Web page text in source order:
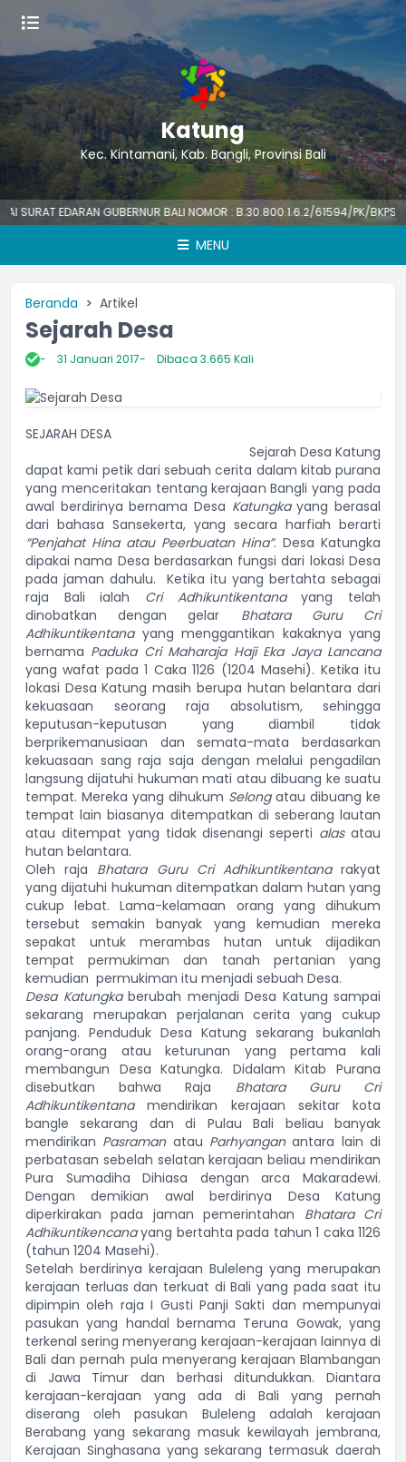
Katung
Kec. Kintamani, Kab. Bangli, Provinsi Bali
EDARAN GUBERNUR BALI NOMOR : B.30.800.1.6.2/61594/PK/BKPSDM
MENU
Beranda Artikel
Sejarah Desa
31 Januari 2017 Dibaca 3.665 Kali
SEJARAH DESA
Sejarah Desa Katung
dapat kami petik dari sebuah cerita dalam kitab purana
yang menceritakan tentang kerajaan Bangli yang pada
awal berdirinya bernama Desa Katungkayang berasal
dari bahasa Sansekerta, yang secara harfiah berarti
“Penjahat Hina atau Peerbuatan Hina”. Desa Katungka
dipakai nama Desa berdasarkan fungsi dari lokasi Desa
pada jaman dahulu. Ketika itu yang bertahta sebagai
raja Bali ialah Cri Adhikuntikentanayang telah
dinobatkan dengan gelar Bhatara Guru Cri
Adhikuntikentana yang menggantikan kakaknya yang
bernama Paduka Cri Maharaja Haji Eka Jaya Lancana
yang wafat pada 1 Caka 1126 (1204 Masehi). Ketika itu
lokasi Desa Katung masih berupa hutan belantara dari
kekuasaan seorang raja absolutism, sehingga
keputusan-keputusan yang diambil tidak
berprikemanusiaan dan semata-mata berdasarkan
kekuasaan sang raja saja dengan melalui pengadilan
langsung dijatuhi hukuman mati atau dibuang ke suatu
tempat. Mereka yang dihukum Selongatau dibuang ke
tempat lain biasanya ditempatkan di seberang lautan
atau ditempat yang tidak disenangi seperti alasatau
hutan belantara.
Oleh raja Bhatara Guru Cri Adhikuntikentanarakyat
yang dijatuhi hukuman ditempatkan dalam hutan yang
cukup lebat. Lama-kelamaan orang yang dihukum
tersebut semakin banyak yang kemudian mereka
sepakat untuk merambas hutan untuk dijadikan
tempat permukiman dan tanah pertanian yang
kemudian permukiman itu menjadi sebuah Desa.
Desa Katungka berubah menjadi Desa Katung sampai
sekarang merupakan perjalanan cerita yang cukup
panjang. Penduduk Desa Katung sekarang bukanlah
orang-orang atau keturunan yang pertama kali
membangun Desa Katungka. Didalam Kitab Purana
disebutkan bahwa Raja Bhatara Guru Cri
Adhikuntikentanamendirikan kerajaan sekitar kota
bangle sekarang dan di Pulau Bali beliau banyak
mendirikan Pasraman atau Parhyanganantara lain di
perbatasan sebelah selatan kerajaan beliau mendirikan
Pura Sumadiha Dihiasa dengan arca Makaradewi.
Dengan demikian awal berdirinya Desa Katung
diperkirakan pada jaman pemerintahan Bhatara Cri
Adhikuntikencanayang bertahta pada tahun 1 caka 1126
(tahun 1204 Masehi).
Setelah berdirinya kerajaan Buleleng yang merupakan
kerajaan terluas dan terkuat di Bali yang pada saat itu
dipimpin oleh raja I Gusti Panji Sakti dan mempunyai
pasukan yang handal bernama Teruna Gowak, yang
terkenal sering menyerang kerajaan-kerajaan lainnya di
Bali dan pernah pula menyerang kerajaan Blambangan
di Jawa Timur dan berhasi ditundukkan. Diantara
kerajaan-kerajaan yang ada di Bali yang pernah
diserang oleh pasukan Buleleng adalah kerajaan
Berabang yang sekarang masuk kewilayah jembrana,
Kerajaan Singhasana yang sekarang termasuk daerah